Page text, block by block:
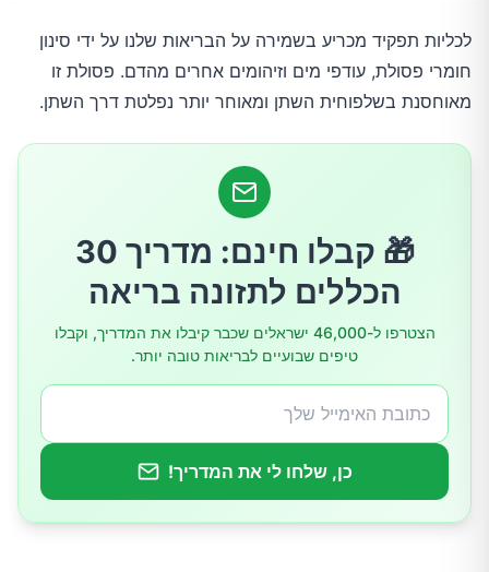
1. שינויים במתן שתן
2. נפיחות או בצקת
8. סחרחורת ובעיות ריכוז
לכליות תפקיד מכריע בשמירה על הבריאות שלנו על ידי סינון
חומרי פסולת, עודפי מים וזיהומים אחרים מהדם. פסולת זו
מאוחסנת בשלפוחית השתן ומאוחר יותר נפלטת דרך השתן.
🎁 קבלו חינם: מדריך 30
הכללים לתזונה בריאה
הצטרפו ל-46,000 ישראלים שכבר קיבלו את המדריך, וקבלו
טיפים שבועיים לבריאות טובה יותר.
כן, שלחו לי את המדריך!